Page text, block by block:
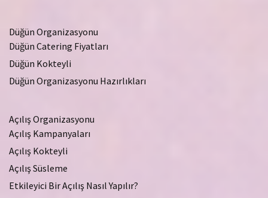
Düğün Organizasyonu
Düğün Catering Fiyatları
Düğün Kokteyli
Düğün Organizasyonu Hazırlıkları
Açılış Organizasyonu
Açılış Kampanyaları
Açılış Kokteyli
Açılış Süsleme
Etkileyici Bir Açılış Nasıl Yapılır?